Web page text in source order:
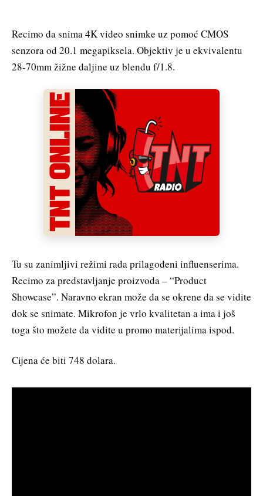
Recimo da snima 4K video snimke uz pomoć CMOS
senzora od 20.1 megapiksela. Objektiv je u ekvivalentu
28-70mm žižne daljine uz blendu f/1.8.
Tu su zanimljivi režimi rada prilagođeni influenserima.
Recimo za predstavljanje proizvoda – “Product
Showcase”. Naravno ekran može da se okrene da se vidite
dok se snimate. Mikrofon je vrlo kvalitetan a ima i još
toga što možete da vidite u promo materijalima ispod.
Cijena će biti 748 dolara.